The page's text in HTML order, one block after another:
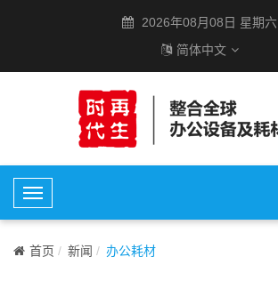
2026年08月08日 星期六
简体中文
T
o
g
首页 新闻 办公耗材